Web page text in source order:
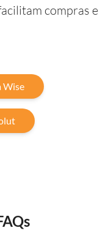
compras e
Wise